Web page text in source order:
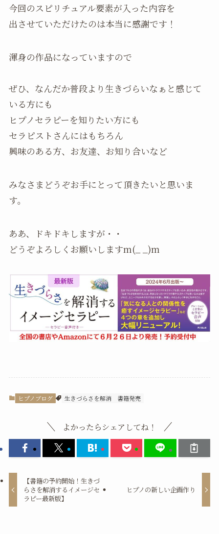
今回のスピリチュアル要素が入った内容を
出させていただけたのは本当に感謝です！
渾身の作品になっていますので
ぜひ、なんだか普段より生きづらいなぁと感じて
いる方にも
ヒプノセラピーを知りたい方にも
セラピストさんにはもちろん
興味のある方、お友達、お知り合いなど
みなさまどうぞお手にとって頂きたいと思いま
す。
ああ、ドキドキしますが・・
どうぞよろしくお願いしますm(_ _)m
ヒプノブログ 生きづらさを解消 書籍発売
よかったらシェアしてね！
【書籍の予約開始！生きづ
らさを解消するイメージセ
ラピー最新版】
ヒプノの新しい企画作り